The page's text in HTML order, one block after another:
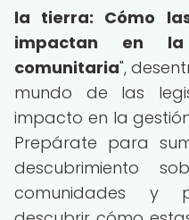
la tierra: Cómo
impactan en la
comunitaria",
mundo de las
impacto en la
Prepárate para
descubrimiento
comunidades y